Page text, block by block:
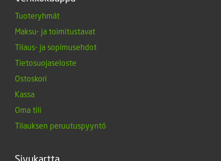
Tuoteryhmät
Maksu- ja toimitustavat
Tilaus- ja sopimusehdot
Tietosuojaseloste
Ostoskori
Kassa
Oma tili
Tilauksen peruutuspyyntö
Sivukartta